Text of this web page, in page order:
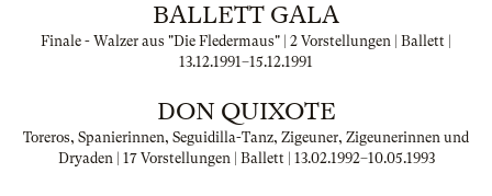
BALLETT GALA
Finale - Walzer aus "Die Fledermaus" | 2 Vorstellungen | Ballett |
13.12.1991–15.12.1991
DON QUIXOTE
Toreros, Spanierinnen, Seguidilla-Tanz, Zigeuner, Zigeunerinnen und
Dryaden | 17 Vorstellungen | Ballett | 13.02.1992–10.05.1993